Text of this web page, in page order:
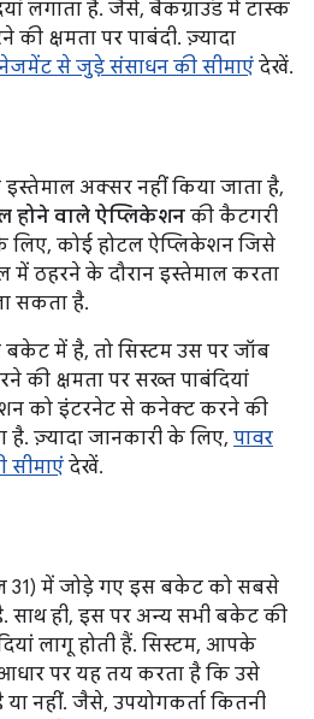
लगाता है. जैसे, बैकग्राउंड में टास्क
की क्षमता पर पाबंदी. ज़्यादा
से जुड़े संसाधन की सीमाएं देखें.
अक्सर नहीं किया जाता है,
होने वाले ऐप्लिकेशन की कैटगरी
लिए, कोई होटल ऐप्लिकेशन जिसे
में ठहरने के दौरान इस्तेमाल करता
सकता है.
में है, तो सिस्टम उस पर जॉब
की क्षमता पर सख्त पाबंदियां
को इंटरनेट से कनेक्ट करने की
है. ज़्यादा जानकारी के लिए, पावर
देखें.
31) में जोड़े गए इस बकेट को सबसे
साथ ही, इस पर अन्य सभी बकेट की
लागू होती हैं. सिस्टम, आपके
पर यह तय करता है कि उसे
नहीं. जैसे, उपयोगकर्ता कितनी